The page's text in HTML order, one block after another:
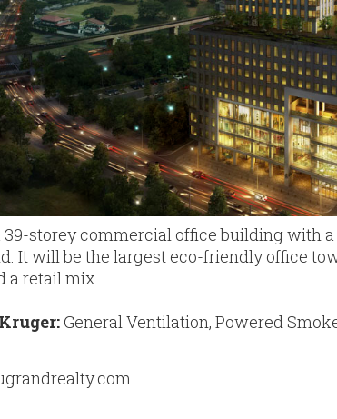
39-storey commercial office building with
It will be the largest eco-friendly office
a retail mix.
General Ventilation, Powered